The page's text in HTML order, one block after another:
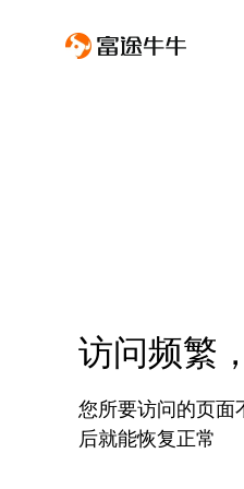
访问频繁
您所要访问的页面
后就能恢复正常